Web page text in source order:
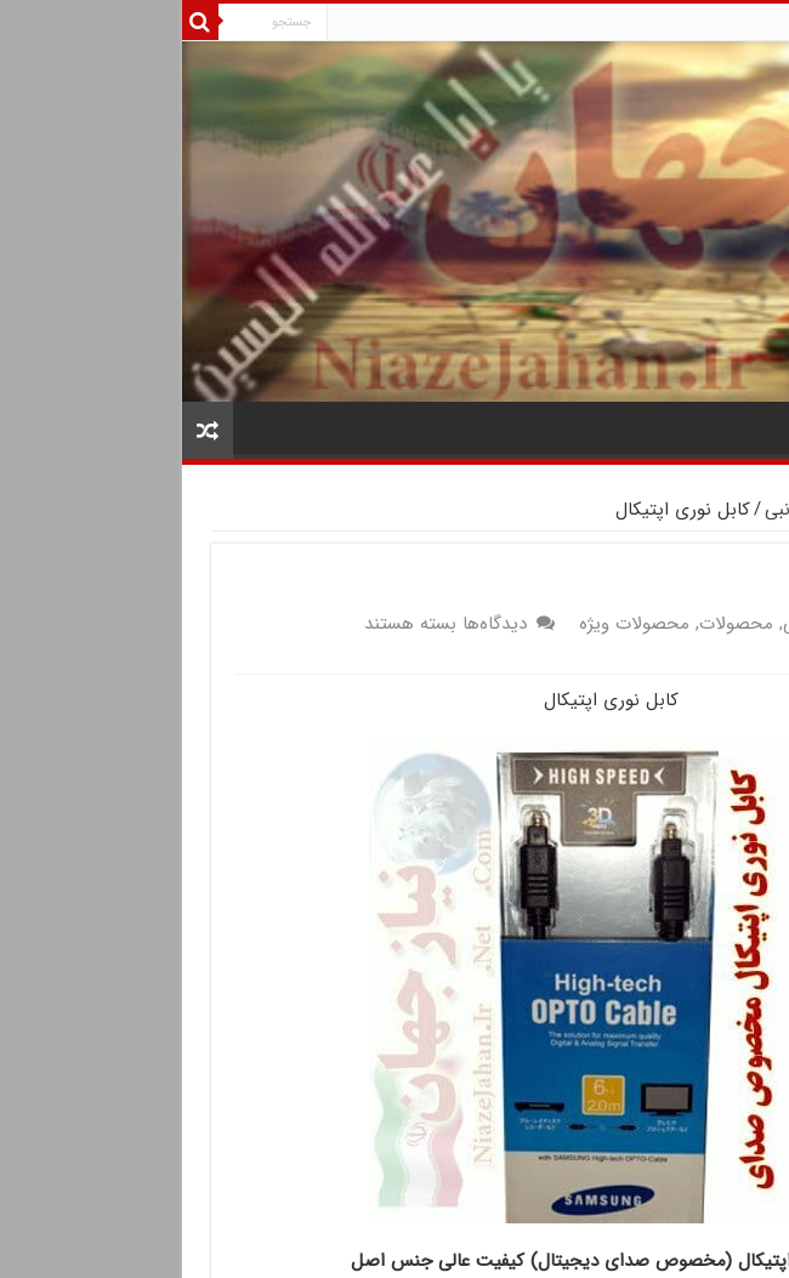
/کابل نوری اپتیکال
, محصولات, محصولات ویژه دیدگاه‌ها برای
بسته هستند
کابل نوری اپتیکال
اپتیکال (مخصوص صدای دیجیتال) کیفیت عالی جنس اصل